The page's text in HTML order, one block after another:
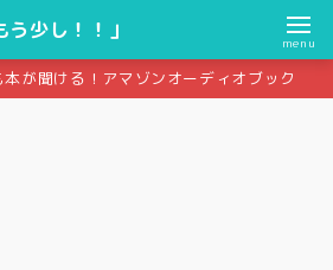
少し！！」
menu
が聞ける！アマゾンオーディオブック